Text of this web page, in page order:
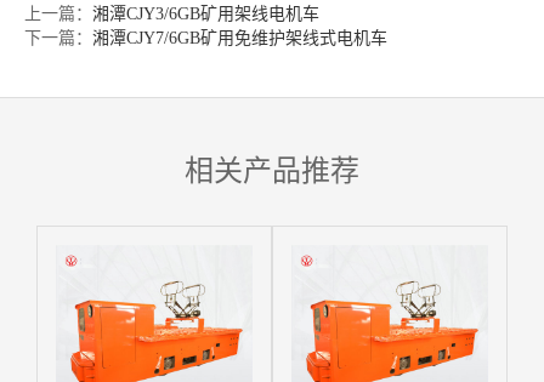
上一篇： 湘潭CJY3/6GB矿用架线电机车
下一篇： 湘潭CJY7/6GB矿用免维护架线式电机车
相关产品推荐